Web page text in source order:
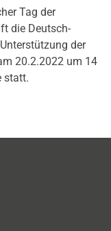
Tag der
die Deutsch-
der
20.2.2022 um 14
statt.